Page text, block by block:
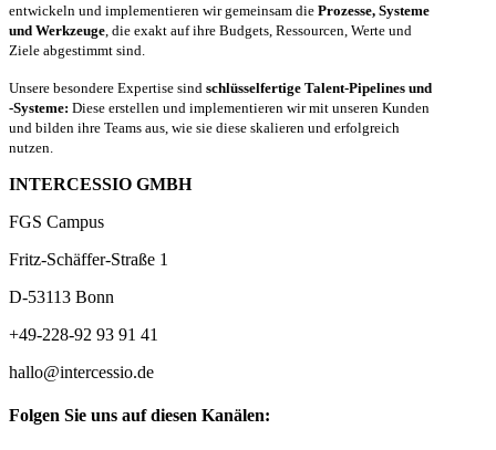
entwickeln und implementieren wir gemeinsam die Prozesse, Systeme
und Werkzeuge , die exakt auf ihre Budgets, Ressourcen, Werte und
Ziele abgestimmt sind.
Unsere besondere Expertise sind schlüsselfertige Talent-Pipelines und
-Systeme: Diese erstellen und implementieren wir mit unseren Kunden
und bilden ihre Teams aus, wie sie diese skalieren und erfolgreich
nutzen.
INTERCESSIO GMBH
FGS Campus
Fritz-Schäffer-Straße 1
D-53113 Bonn
+49-228-92 93 91 41
hallo@intercessio.de
Folgen Sie uns auf diesen Kanälen: